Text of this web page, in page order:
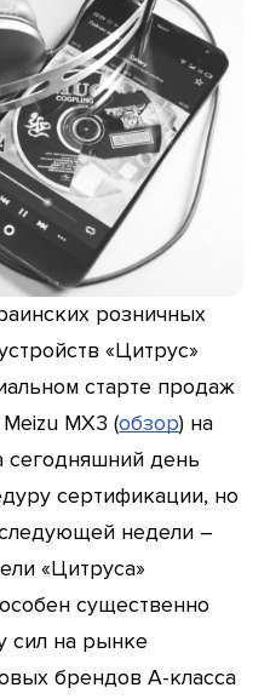
розничных
«Цитрус»
старте продаж
MX3 (обзор) на
сегодняшний день
сертификации, но
недели –
«Цитруса»
существенно
сил на рынке
брендов А-класса